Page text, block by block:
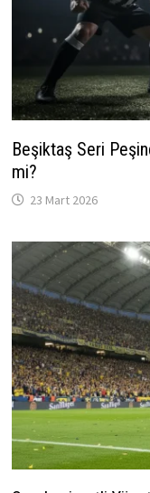
Beşiktaş Seri
mi?
23 Mart 2026